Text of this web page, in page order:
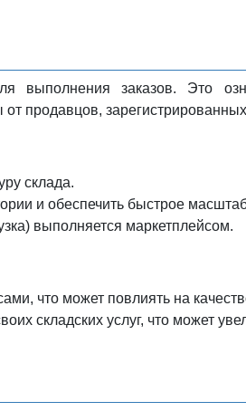
выполнения заказов. Это
от продавцов,
склада.
и обеспечить быстрое
выполняется маркетплейсом.
что может повлиять на
складских услуг, что может